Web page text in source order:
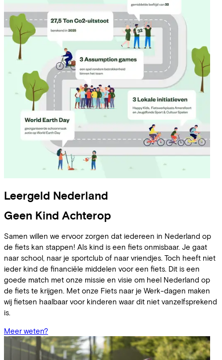
Leergeld Nederland
Geen Kind Achterop
Samen willen we ervoor zorgen dat iedereen in Nederland op
de fiets kan stappen! Als kind is een fiets onmisbaar. Je gaat
naar school, naar je sportclub of naar vriendjes. Toch heeft niet
ieder kind de financiële middelen voor een fiets. Dit is een
goede match met onze missie en visie om heel Nederland op
de fiets te krijgen. Met onze Fiets naar je Werk-dagen maken
wij fietsen haalbaar voor kinderen waar dit niet vanzelfsprekend
is.
Meer weten?